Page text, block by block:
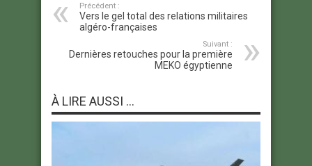
Précédent :
Vers le gel total des relations militaires
algéro-françaises
Suivant :
Dernières retouches pour la première
MEKO égyptienne
À LIRE AUSSI ...